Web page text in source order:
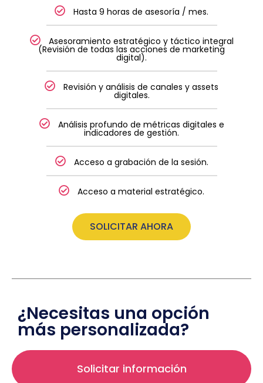
Hasta 9 horas de asesoría / mes.
Asesoramiento estratégico y táctico integral
(Revisión de todas las acciones de marketing
digital).
Revisión y análisis de canales y assets
digitales.
Análisis profundo de métricas digitales e
indicadores de gestión.
Acceso a grabación de la sesión.
Acceso a material estratégico.
SOLICITAR AHORA
¿Necesitas una opción
más personalizada?
Solicitar información